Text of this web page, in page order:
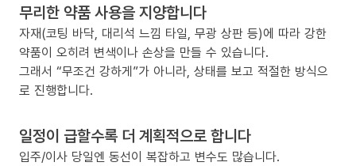
무리한 약품 사용을 지양합니다
자재(코팅 바닥, 대리석 느낌 타일, 무광 상판 등)에 따라 강한
약품이 오히려 변색이나 손상을 만들 수 있습니다.
그래서 “무조건 강하게”가 아니라, 상태를 보고 적절한 방식으
로 진행합니다.
일정이 급할수록 더 계획적으로 합니다
입주/이사 당일엔 동선이 복잡하고 변수도 많습니다.